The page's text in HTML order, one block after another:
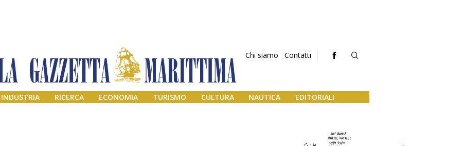
Chi siamo Contatti
INDUSTRIA RICERCA ECONOMIA TURISMO CULTURA NAUTICA EDITORIALI